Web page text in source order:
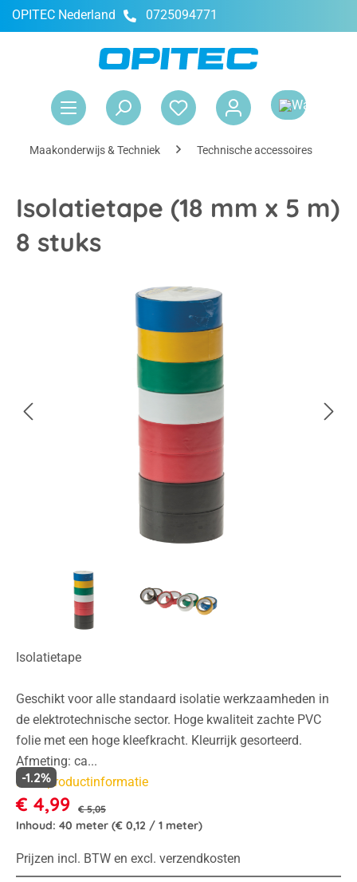
OPITEC Nederland 0725094771
Maakonderwijs & Techniek Technische accessoires
Isolatietape (18 mm x 5 m)
8 stuks
Isolatietape
Geschikt voor alle standaard isolatie werkzaamheden in
de elektrotechnische sector. Hoge kwaliteit zachte PVC
folie met een hoge kleefkracht. Kleurrijk gesorteerd.
Afmeting: ca...
Meer productinformatie
€ 4,99 € 5,05
-1.2%
Inhoud: 40 meter (€ 0,12 / 1 meter)
Prijzen incl. BTW en excl. verzendkosten